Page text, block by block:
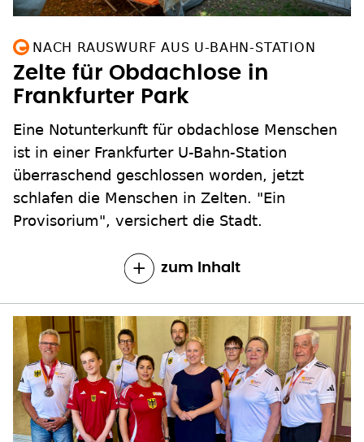
NACH RAUSWURF AUS U-BAHN-STATION
Zelte für Obdachlose in
Frankfurter Park
Eine Notunterkunft für obdachlose Menschen
ist in einer Frankfurter U-Bahn-Station
überraschend geschlossen worden, jetzt
schlafen die Menschen in Zelten. "Ein
Provisorium", versichert die Stadt.
zum Inhalt